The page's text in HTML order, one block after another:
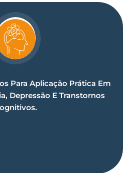
Para Aplicação Prática Em
Depressão E Transtornos